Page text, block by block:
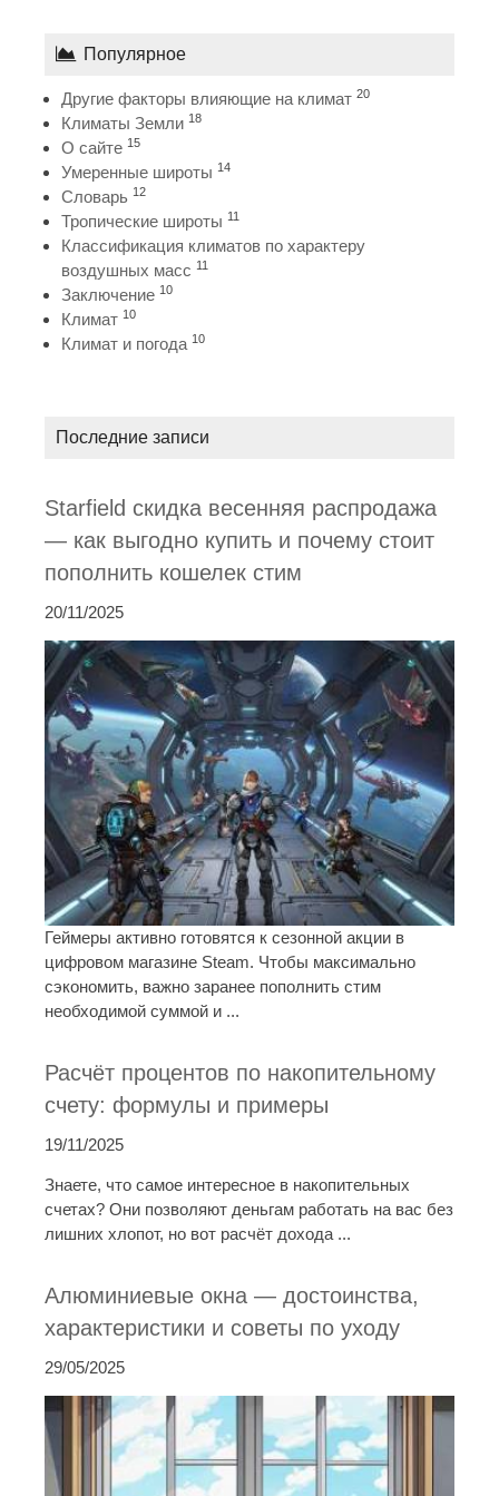
Популярное
Другие факторы влияющие на климат 20
Климаты Земли 18
О сайте 15
Умеренные широты 14
Словарь 12
Тропические широты 11
Классификация климатов по характеру
воздушных масс 11
Заключение 10
Климат 10
Климат и погода 10
Последние записи
Starfield скидка весенняя распродажа
— как выгодно купить и почему стоит
пополнить кошелек стим
20/11/2025
Геймеры активно готовятся к сезонной акции в
цифровом магазине Steam. Чтобы максимально
сэкономить, важно заранее пополнить стим
необходимой суммой и ...
Расчёт процентов по накопительному
счету: формулы и примеры
19/11/2025
Знаете, что самое интересное в накопительных
счетах? Они позволяют деньгам работать на вас без
лишних хлопот, но вот расчёт дохода ...
Алюминиевые окна — достоинства,
характеристики и советы по уходу
29/05/2025